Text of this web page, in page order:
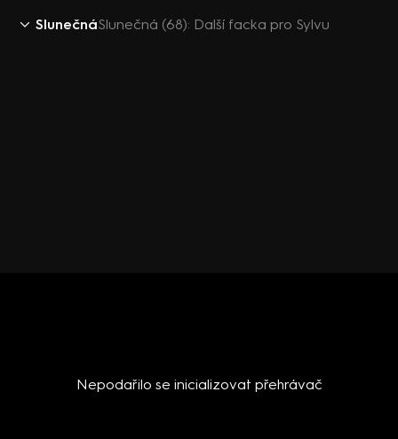
SlunečnáSlunečná (68): Další facka pro Sylvu
Nepodařilo se inicializovat přehrávač